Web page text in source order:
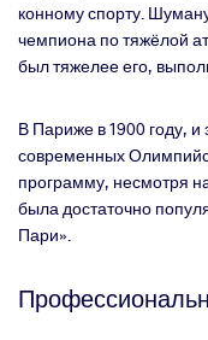
конному спорту.
чемпиона по тяжёлой
был тяжелее его,
В Париже в 1900 году, и
современных
программу, несмотря
была достаточно
Пари».